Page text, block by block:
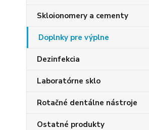
Skloionomery a cementy
Doplnky pre výplne
Dezinfekcia
Laboratórne sklo
Rotačné dentálne nástroje
Ostatné produkty